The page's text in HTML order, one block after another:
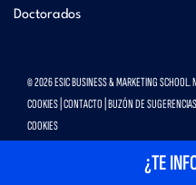
Doctorados
© 2026 ESIC BUSINESS & MARKETING SCHOOL.
COOKIES CONTACTO BUZÓN DE SUGERENCIAS
COOKIES
¿TE